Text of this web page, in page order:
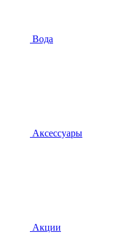
Вода
Аксессуары
Акции